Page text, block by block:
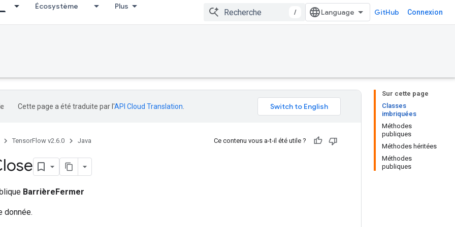
Écosystème Plus
/ GitHub Connexion
Sur cette page
Classes
imbriquées
Méthodes
publiques
Méthodes héritées
Méthodes
publiques
Cette page a été traduite par l'API Cloud Translation
TensorFlow v2.6.0 Java Ce contenu vous a-t-il été utile ?
BarrièreFermer
donnée.